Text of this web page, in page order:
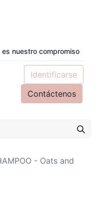
nuestro compromiso
Identificarse
Contáctenos
- Oats and